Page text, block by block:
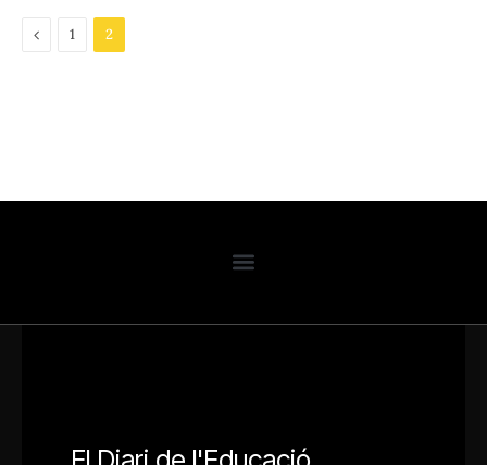
Previous
1 2